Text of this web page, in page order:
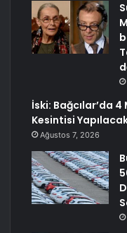
İski: Bağcılar’da
Kesintisi
Ağustos 7, 2026